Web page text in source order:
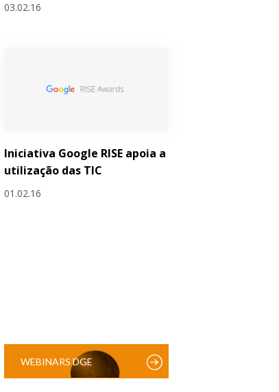
03.02.16
Iniciativa Google RISE apoia a
utilização das TIC
01.02.16
WEBINARS DGE